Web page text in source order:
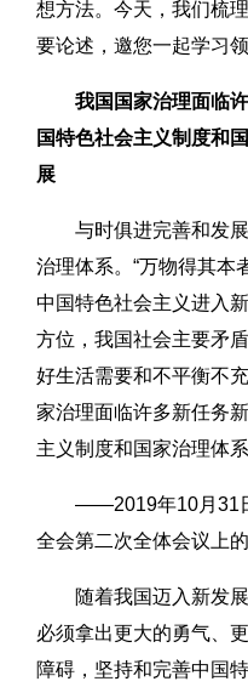
想方法。今天，我们梳
要论述，邀您一起学习领
我国国家治理面临
国特色社会主义制度和
展
与时俱进完善和发
治理体系。“万物得其本
中国特色社会主义进入
方位，我国社会主要矛
好生活需要和不平衡不
家治理面临许多新任务
主义制度和国家治理体
——2019年10月31
全会第二次全体会议上
随着我国迈入新发
必须拿出更大的勇气、
障碍，坚持和完善中国